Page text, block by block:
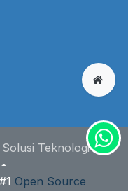
Teknologi
Open Source